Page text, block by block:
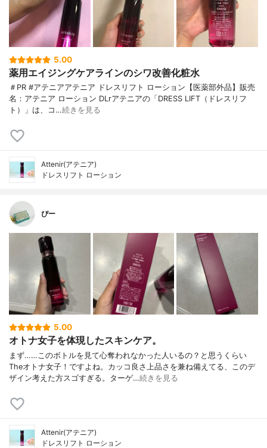
5.00
薬用エイジングケアラインのシワ改善化粧水
＃PR #アテニアアテニア ドレスリフト ローション【医薬部外品】販売
名：アテニア ローション DLrアテニアの「DRESS LIFT（ドレスリフ
ト）」は、コ…続きを見る
Attenir(アテニア)
ドレスリフト ローション
ぴー
5.00
オトナ女子を体現したスキンケア。
まず……このボトルを見て心奪われなかった人いるの？と思うくらい
Theオトナ女子！ですよね。カッコ良さ上品さを兼ね備えてる、このデ
ザイン考えた方スゴすぎる。ターゲ…続きを見る
Attenir(アテニア)
ドレスリフト ローション